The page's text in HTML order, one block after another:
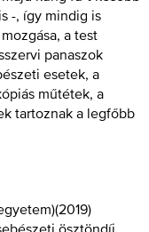
-, így mindig is
a test
panaszok
esetek, a
műtétek, a
tartoznak a legfőbb
(2019)